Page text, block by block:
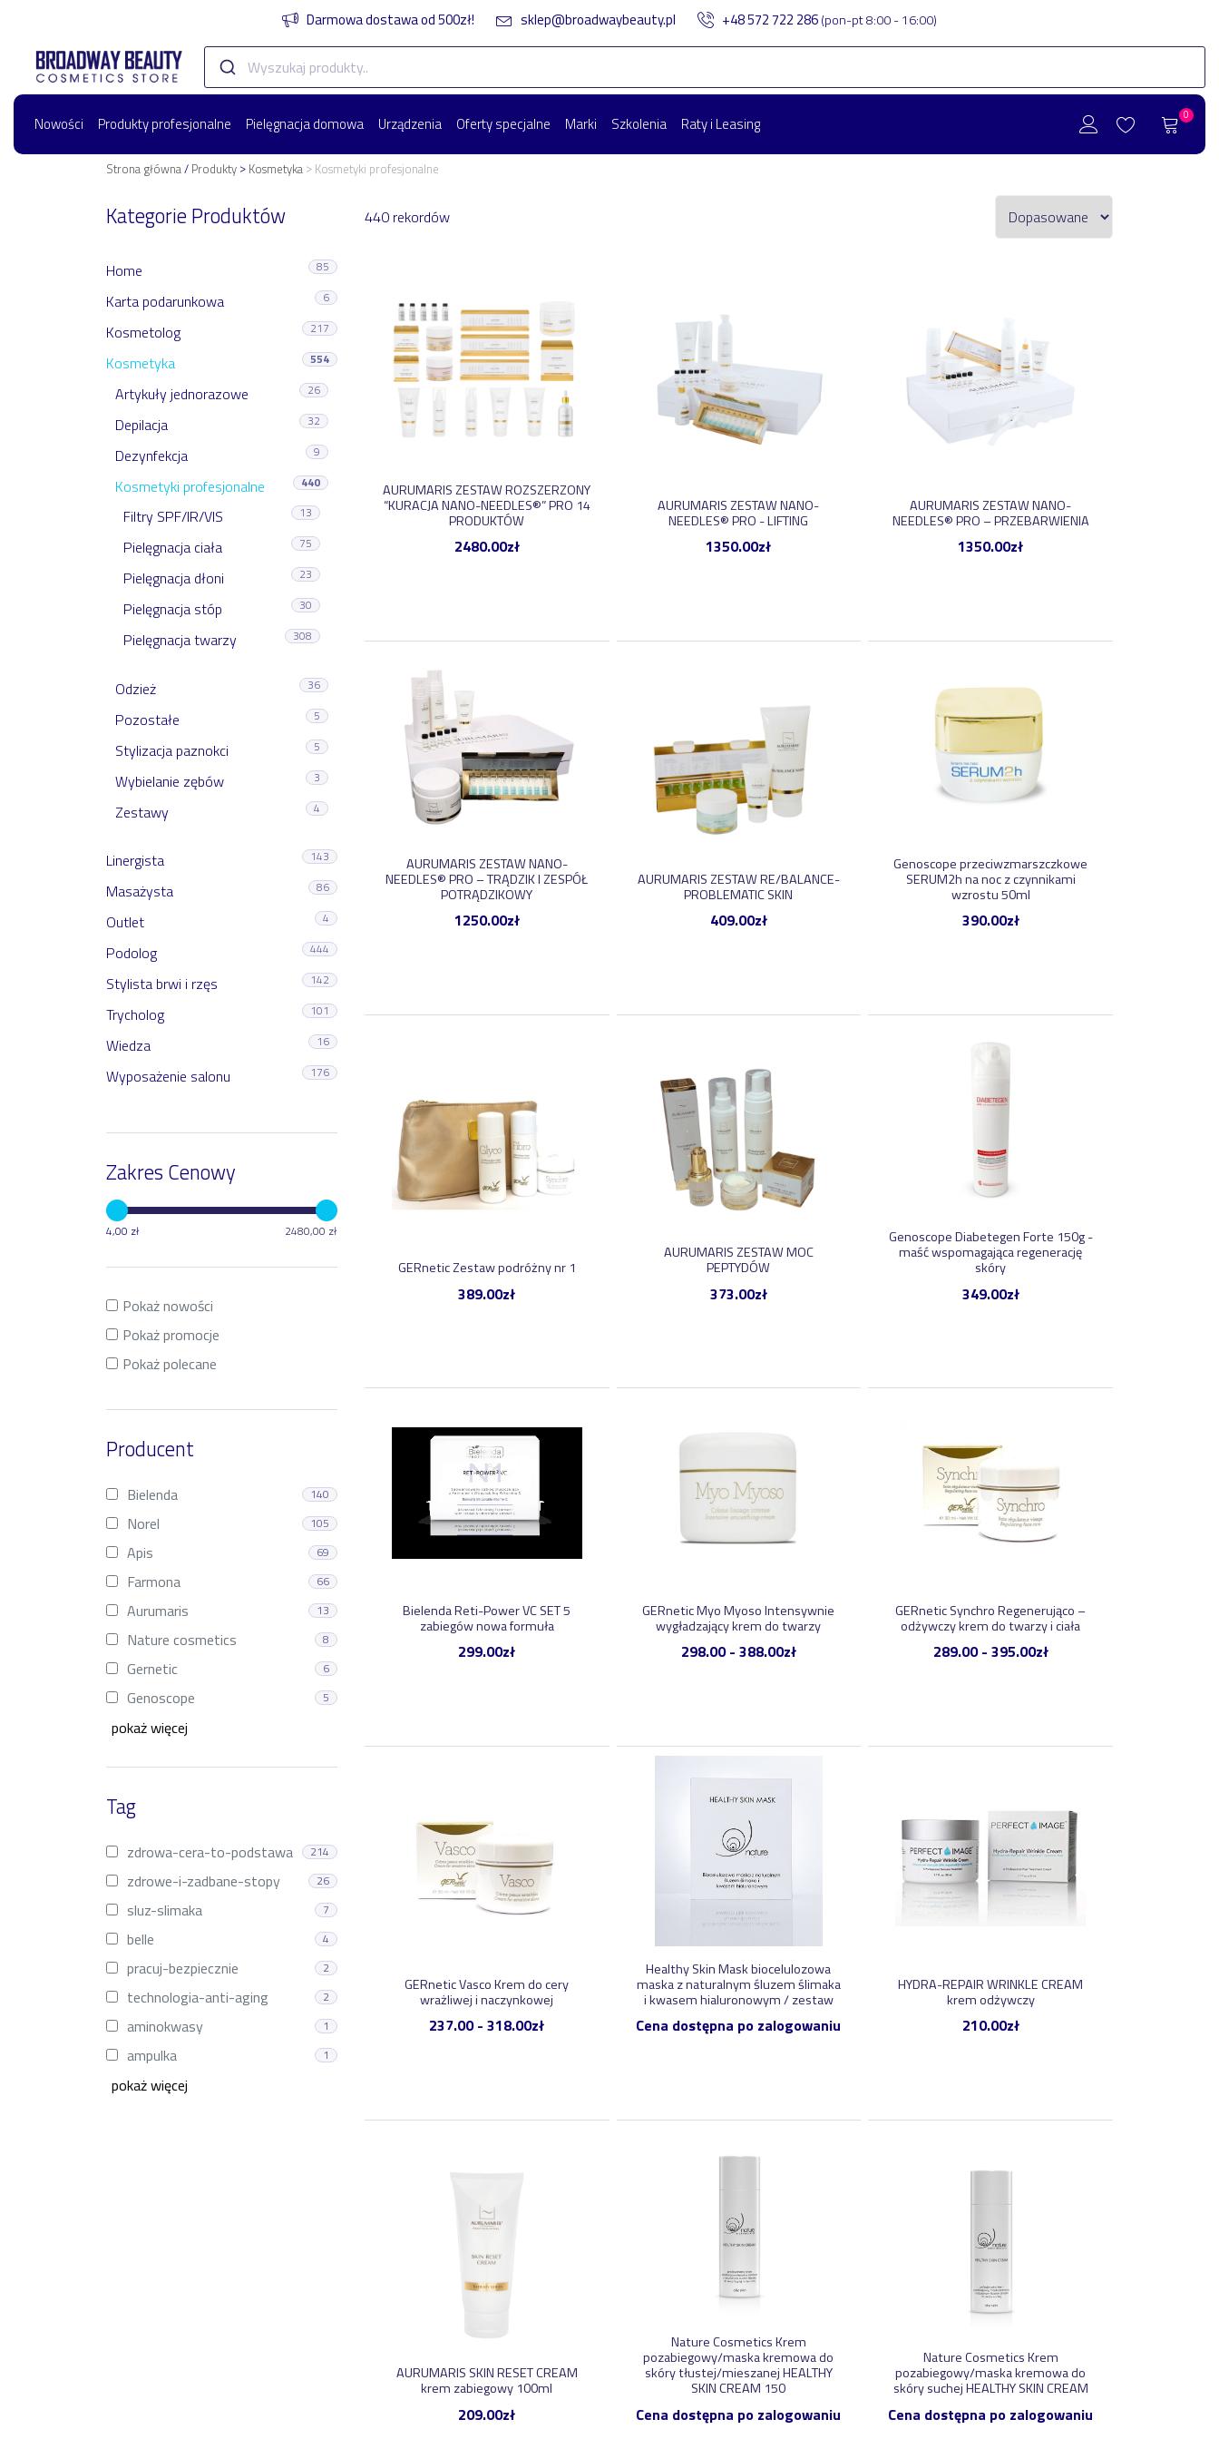
Darmowa dostawa od 500zł! sklep@broadwaybeauty.pl +48 572 722 286(pon-pt 8:00 - 16:00)
Nowości Produkty profesjonalne Pielęgnacja domowa Urządzenia Oferty specjalne Marki Szkolenia Raty i Leasing 0
Strona główna/ Produkty > Kosmetyka > Kosmetyki profesjonalne
Kategorie Produktów
Home 85
Karta podarunkowa 6
Kosmetolog 217
Kosmetyka 554
Artykuły jednorazowe 26
Depilacja 32
Dezynfekcja 9
Kosmetyki profesjonalne 440
Filtry SPF/IR/VIS 13
Pielęgnacja ciała 75
Pielęgnacja dłoni 23
Pielęgnacja stóp 30
Pielęgnacja twarzy 308
Odzież 36
Pozostałe 5
Stylizacja paznokci 5
Wybielanie zębów 3
Zestawy 4
Linergista 143
Masażysta 86
Outlet 4
Podolog 444
Stylista brwi i rzęs 142
Trycholog 101
Wiedza 16
Wyposażenie salonu 176
Zakres Cenowy
4,00 zł 2480,00 zł
Pokaż nowości
Pokaż promocje
Pokaż polecane
Producent
Bielenda 140
Norel 105
Apis 69
Farmona 66
Aurumaris 13
Nature cosmetics 8
Gernetic 6
Genoscope 5
pokaż więcej
Tag
zdrowa-cera-to-podstawa 214
zdrowe-i-zadbane-stopy 26
sluz-slimaka 7
belle 4
pracuj-bezpiecznie 2
technologia-anti-aging 2
aminokwasy 1
ampulka 1
pokaż więcej
440 rekordów
AURUMARIS ZESTAW ROZSZERZONY
“KURACJA NANO-NEEDLES®” PRO 14
PRODUKTÓW
2480.00zł
AURUMARIS ZESTAW NANO-
NEEDLES® PRO - LIFTING
1350.00zł
AURUMARIS ZESTAW NANO-
NEEDLES® PRO – PRZEBARWIENIA
1350.00zł
AURUMARIS ZESTAW NANO-
NEEDLES® PRO – TRĄDZIK I ZESPÓŁ
POTRĄDZIKOWY
1250.00zł
AURUMARIS ZESTAW RE/BALANCE-
PROBLEMATIC SKIN
409.00zł
Genoscope przeciwzmarszczkowe
SERUM2h na noc z czynnikami
wzrostu 50ml
390.00zł
GERnetic Zestaw podróżny nr 1
389.00zł
AURUMARIS ZESTAW MOC
PEPTYDÓW
373.00zł
Genoscope Diabetegen Forte 150g -
maść wspomagająca regenerację
skóry
349.00zł
Bielenda Reti-Power VC SET 5
zabiegów nowa formuła
299.00zł
GERnetic Myo Myoso Intensywnie
wygładzający krem do twarzy
298.00- 388.00zł
GERnetic Synchro Regenerująco –
odżywczy krem do twarzy i ciała
289.00- 395.00zł
GERnetic Vasco Krem do cery
wrażliwej i naczynkowej
237.00-318.00zł
Healthy Skin Mask biocelulozowa
maska z naturalnym śluzem ślimaka
i kwasem hialuronowym / zestaw
Cena dostępna po zalogowaniu
HYDRA-REPAIR WRINKLE CREAM
krem odżywczy
210.00zł
AURUMARIS SKIN RESET CREAM
krem zabiegowy 100ml
209.00zł
Nature Cosmetics Krem
pozabiegowy/maska kremowa do
skóry tłustej/mieszanej HEALTHY
SKIN CREAM 150
Cena dostępna po zalogowaniu
Nature Cosmetics Krem
pozabiegowy/maska kremowa do
skóry suchej HEALTHY SKIN CREAM
Cena dostępna po zalogowaniu